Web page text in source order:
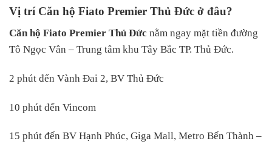
Vị trí Căn hộ Fiato Premier Thủ Đức ở đâu?
Căn hộ Fiato Premier Thủ Đức nằm ngay mặt tiền đường
Tô Ngọc Vân – Trung tâm khu Tây Bắc TP. Thủ Đức.
2 phút đến Vành Đai 2, BV Thủ Đức
10 phút đến Vincom
15 phút đến BV Hạnh Phúc, Giga Mall, Metro Bến Thành –